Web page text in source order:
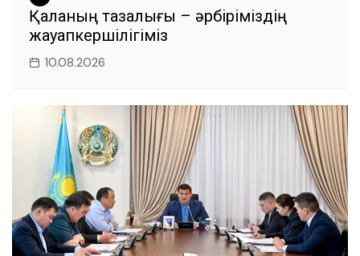
Қаланың тазалығы – әрбіріміздің
жауапкершілігіміз
10.08.2026